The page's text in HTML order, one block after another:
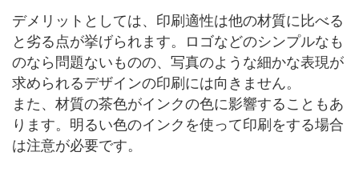
デメリットとしては、印刷適性は他の材質に比べる
と劣る点が挙げられます。ロゴなどのシンプルなも
のなら問題ないものの、写真のような細かな表現が
求められるデザインの印刷には向きません。
また、材質の茶色がインクの色に影響することもあ
ります。明るい色のインクを使って印刷をする場合
は注意が必要です。